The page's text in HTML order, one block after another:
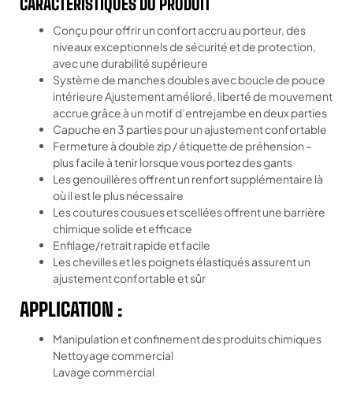
CARACTÉRISTIQUES DU PRODUIT
Conçu pour offrir un confort accru au porteur, des
niveaux exceptionnels de sécurité et de protection,
avec une durabilité supérieure
Système de manches doubles avec boucle de pouce
intérieure Ajustement amélioré, liberté de mouvement
accrue grâce à un motif d’entrejambe en deux parties
Capuche en 3 parties pour un ajustement confortable
Fermeture à double zip / étiquette de préhension –
plus facile à tenir lorsque vous portez des gants
Les genouillères offrent un renfort supplémentaire là
où il est le plus nécessaire
Les coutures cousues et scellées offrent une barrière
chimique solide et efficace
Enfilage/retrait rapide et facile
Les chevilles et les poignets élastiqués assurent un
ajustement confortable et sûr
APPLICATION :
Manipulation et confinement des produits chimiques
Nettoyage commercial
Lavage commercial